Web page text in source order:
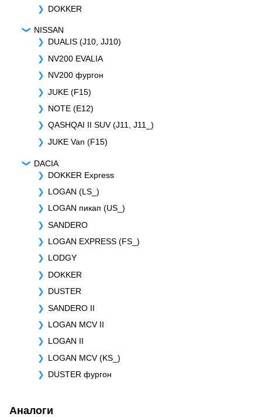
DOKKER
NISSAN
DUALIS (J10, JJ10)
NV200 EVALIA
NV200 фургон
JUKE (F15)
NOTE (E12)
QASHQAI II SUV (J11, J11_)
JUKE Van (F15)
DACIA
DOKKER Express
LOGAN (LS_)
LOGAN пикап (US_)
SANDERO
LOGAN EXPRESS (FS_)
LODGY
DOKKER
DUSTER
SANDERO II
LOGAN MCV II
LOGAN II
LOGAN MCV (KS_)
DUSTER фургон
Аналоги